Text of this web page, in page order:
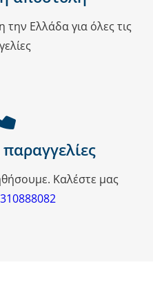
Ελλάδα για όλες τις
Καλέστε μας